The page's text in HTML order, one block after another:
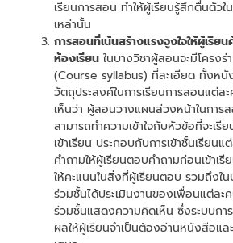
เรียนการสอน ทำให้ผู้เรียนรู้สึกตื่นตัวใ
เหล่านั้น
การสอนที่เน้นสร้างแรงจูงใจให้ผู้เรีย
ห้องเรียน ในบางวิชาผู้สอนจะมีโครงร่
(Course syllabus) ที่ละเอียด ทั้งห
วัตถุประสงค์ในการเรียนการสอนแต่ล
เห็นว่า ผู้สอนวางแผนล่วงหน้าในการ
สามารถทำความเข้าใจกับหัวข้อที่จะเรี
เข้าเรียน ประกอบกับการเข้าชั้นเรียน
คำถามให้ผู้เรียนตอบคำถามก่อนเข้าเ
ให้คะแนนในสิ่งที่ผู้เรียนตอบ รวมถึงใน
ร่วมชั้นได้ประเมินงานของเพื่อนแต่ละ
ร่วมชั้นแสดงความคิดเห็น ซึ่งระบบกา
ผลให้ผู้เรียนจำเป็นต้องอ่านหนังสือแ